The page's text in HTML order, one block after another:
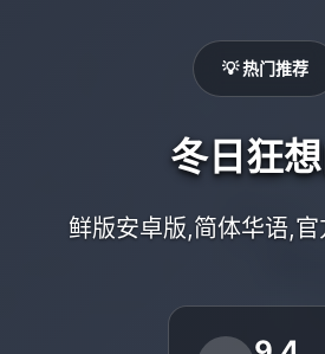
💡 热门推荐
冬日狂
鲜版安卓版,简体华语,